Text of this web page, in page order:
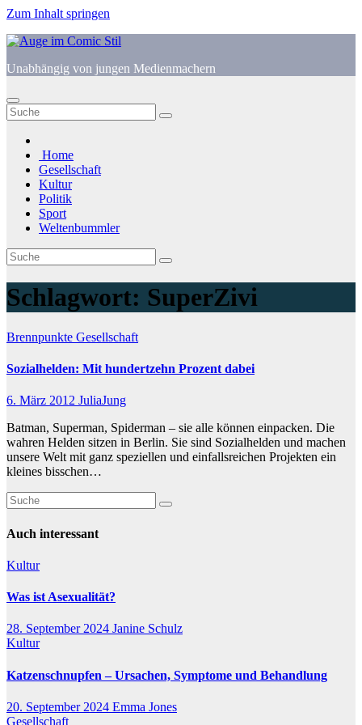
Zum Inhalt springen
Unabhängig von jungen Medienmachern
Home
Gesellschaft
Kultur
Politik
Sport
Weltenbummler
Schlagwort: SuperZivi
Brennpunkte Gesellschaft
Sozialhelden: Mit hundertzehn Prozent dabei
6. März 2012 JuliaJung
Batman, Superman, Spiderman – sie alle können einpacken. Die
wahren Helden sitzen in Berlin. Sie sind Sozialhelden und machen
unsere Welt mit ganz speziellen und einfallsreichen Projekten ein
kleines bisschen…
Auch interessant
Kultur
Was ist Asexualität?
28. September 2024 Janine Schulz
Kultur
Katzenschnupfen – Ursachen, Symptome und Behandlung
20. September 2024 Emma Jones
Gesellschaft